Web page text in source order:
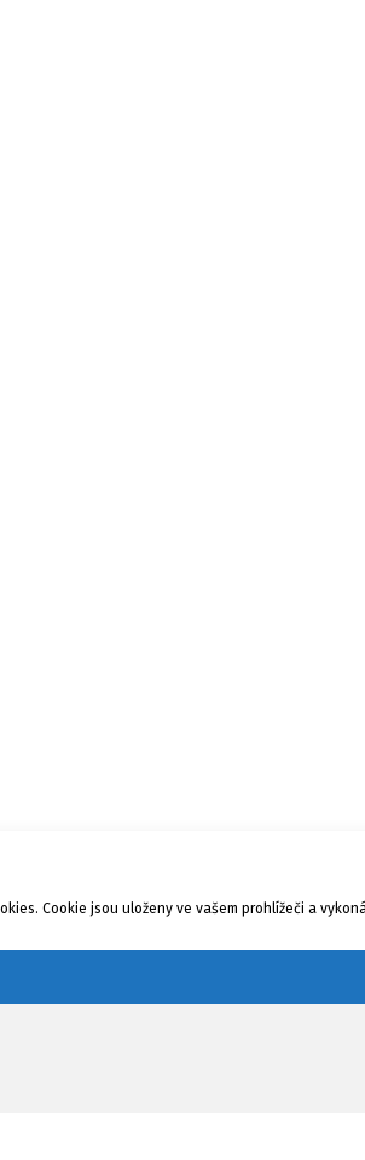
Cookie jsou uloženy ve vašem prohlížeči a